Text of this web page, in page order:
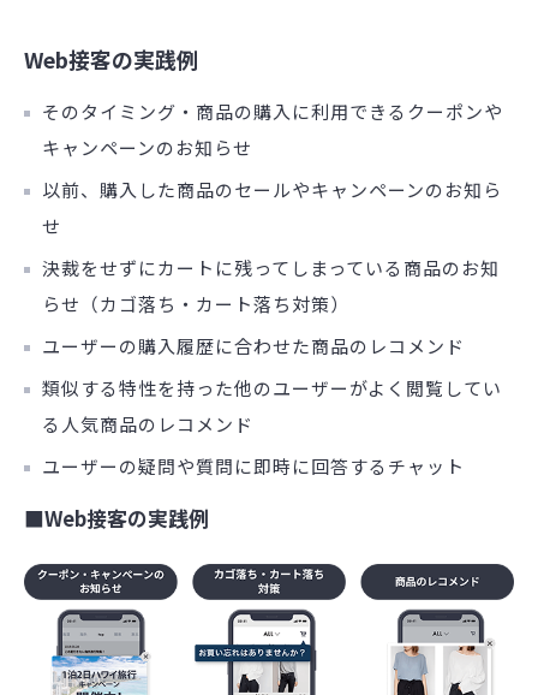
Web接客の実践例
そのタイミング・商品の購入に利用できるクーポンや
キャンペーンのお知らせ
以前、購入した商品のセールやキャンペーンのお知ら
せ
決裁をせずにカートに残ってしまっている商品のお知
らせ（カゴ落ち・カート落ち対策）
ユーザーの購入履歴に合わせた商品のレコメンド
類似する特性を持った他のユーザーがよく閲覧してい
る人気商品のレコメンド
ユーザーの疑問や質問に即時に回答するチャット
■Web接客の実践例